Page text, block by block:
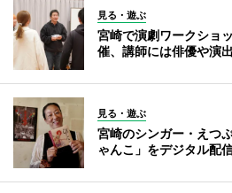
見る・遊ぶ
宮崎で演劇ワークショ
催、講師には俳優や演
見る・遊ぶ
宮崎のシンガー・えつ
ゃんこ」をデジタル配